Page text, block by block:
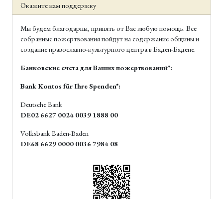
Окажите нам поддержку
Мы будем благодарны, принять от Вас любую помощь. Все
собранные пожертвования пойдут на содержание общины и
создание православно-культурного центра в Баден-Бадене.
Банковские счета для Ваших пожертвований*:
Bank Kontos für Ihre Spenden*:
Deutsche Bank
DE02 6627 0024 0039 1888 00
Volksbank Baden-Baden
DE68 6629 0000 0036 7984 08